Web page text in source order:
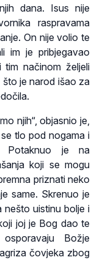
dana. Isus nije
raspravama
On nije volio te
im je pribjegavao
načinom željeli
je narod išao za
njih“, objasnio je,
tlo pod nogama i
Potaknuo je na
koji se mogu
priznati neko
same. Skrenuo je
uistinu bolje i
joj je Bog dao te
Božje
čovjeka zbog